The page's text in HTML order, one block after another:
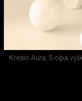
Kreslo Aura, 5-cípa